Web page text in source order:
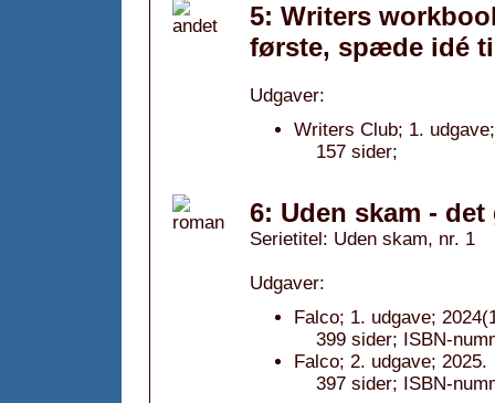
5: Writers
første, spæde idé
Udgaver:
Writers Club; 1.
157 sider;
6: Uden skam -
Serietitel: Uden skam, nr. 1
Udgaver:
Falco; 1. udgave;
399 sider; ISBN-
Falco; 2. udgave; 2025.
397 sider; ISBN-